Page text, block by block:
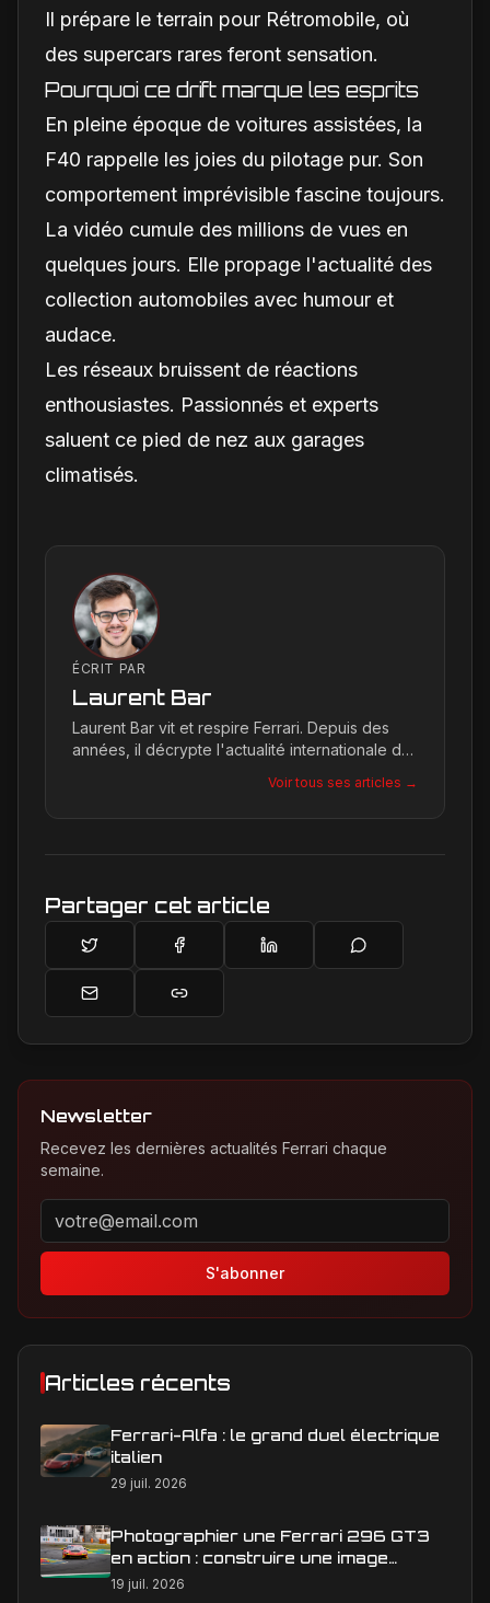
Il prépare le terrain pour Rétromobile, où
des supercars rares feront sensation.
Pourquoi ce drift marque les esprits
En pleine époque de voitures assistées, la
F40 rappelle les joies du pilotage pur. Son
comportement imprévisible fascine toujours.
La vidéo cumule des millions de vues en
quelques jours. Elle propage l'actualité des
collection automobiles avec humour et
audace.
Les réseaux bruissent de réactions
enthousiastes. Passionnés et experts
saluent ce pied de nez aux garages
climatisés.
ÉCRIT PAR
Laurent Bar
Laurent Bar vit et respire Ferrari. Depuis des
années, il décrypte l'actualité internationale du
détails qui façonnent la légende de la marque.
Son site, Ferrari Passion, est le reflet de son
Maranello.
Voir tous ses articles →
Partager cet article
Newsletter
Recevez les dernières actualités Ferrari chaque
semaine.
Adresse email pour la newsletter
S'abonner
Articles récents
Ferrari-Alfa : le grand duel électrique
italien
29 juil. 2026
Photographier une Ferrari 296 GT3
en action : construire une image
éditoriale qui raconte la course
19 juil. 2026